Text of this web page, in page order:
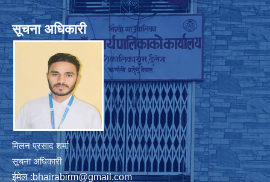
सूचना अधिकारी
मिलन प्रसाद शर्मा
सूचना अधिकारी
ईमेल :bhairabirm@gmail.com